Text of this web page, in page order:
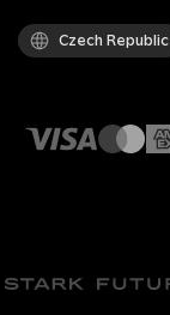
Czech Republic